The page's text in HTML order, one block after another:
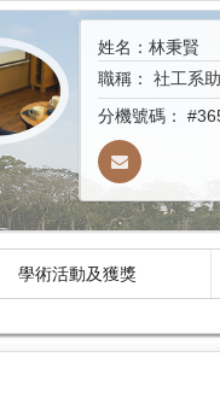
姓名：林秉賢
職稱： 社工系
分機號碼：
學術活動及獲獎